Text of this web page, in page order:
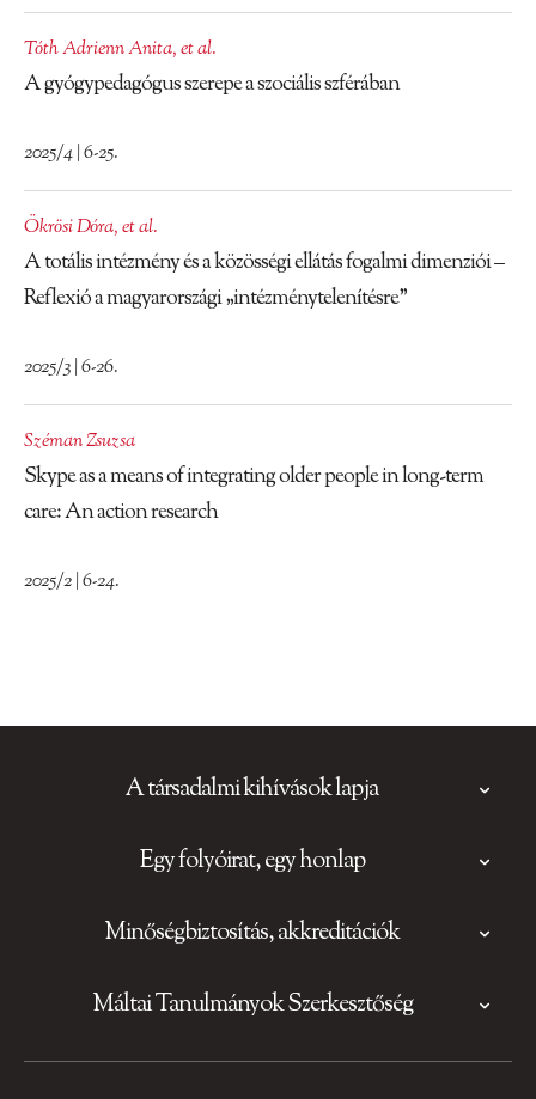
Tóth Adrienn Anita,et al.
A gyógypedagógus szerepe a szociális szférában
2025/4 | 6-25.
Ökrösi Dóra,et al.
A totális intézmény és a közösségi ellátás fogalmi dimenziói –
Reflexió a magyarországi „intézménytelenítésre”
2025/3 | 6-26.
Széman Zsuzsa
Skype as a means of integrating older people in long-term
care: An action research
2025/2 | 6-24.
A társadalmi kihívások lapja
Egy folyóirat, egy honlap
Minőségbiztosítás, akkreditációk
Máltai Tanulmányok Szerkesztőség